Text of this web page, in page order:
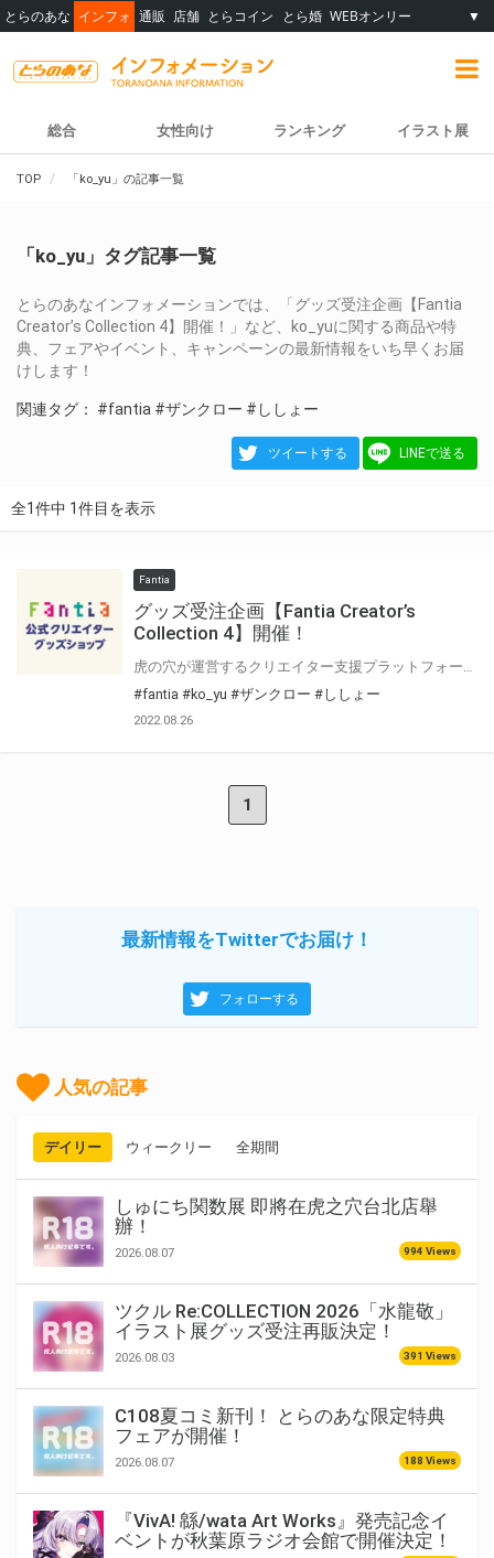
とらのあな インフォ 通販 店舗 とらコイン とら婚 WEBオンリー ▼
総合 女性向け ランキング イラスト展
TOP 「ko_yu」の記事一覧
「ko_yu」タグ記事一覧
とらのあなインフォメーションでは、「グッズ受注企画【Fantia
Creator’s Collection 4】開催！」など、ko_yuに関する商品や特
典、フェアやイベント、キャンペーンの最新情報をいち早くお届
けします！
関連タグ： #fantia #ザンクロー #ししょー
ツイートする LINEで送る
全1件中 1件目を表示
Fantia
グッズ受注企画【Fantia Creator’s
Collection 4】開催！
#fantia #ko_yu #ザンクロー #ししょー
2022.08.26
1
最新情報をTwitterでお届け！
フォローする
人気の記事
デイリー ウィークリー 全期間
しゅにち関数展 即將在虎之穴台北店舉
辦！
2026.08.07 994 Views
ツクル Re:COLLECTION 2026「水龍敬」
イラスト展グッズ受注再販決定！
2026.08.03 391 Views
C108夏コミ新刊！ とらのあな限定特典
フェアが開催！
2026.08.07 188 Views
『VivA! 緜/wata Art Works』発売記念イ
ベントが秋葉原ラジオ会館で開催決定！